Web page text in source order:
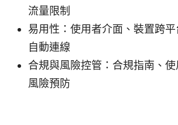
流量限制
易用性：使用者介面、裝置跨
自動連線
合規與風險控管：合規指南、使
風險預防